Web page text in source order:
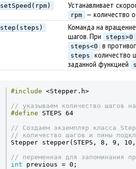
setSpeed(rpm) Устанавливает
rpm — количество
step(steps)
Команда на
шагов. При
steps>0
steps<0 в
steps
количество
заданной функцией
#include <Stepper.h>
// указываем количество шагов
#define STEPS 64
// Создаем экземпляр класса
// количество шагов и пины
Stepper stepper(STEPS, 8, 9,
// переменная для запоминания
int previous = 0;